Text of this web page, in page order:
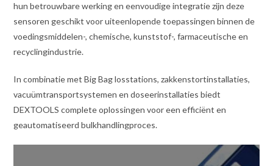
hun betrouwbare werking en eenvoudige integratie zijn deze
sensoren geschikt voor uiteenlopende toepassingen binnen de
voedingsmiddelen-, chemische, kunststof-, farmaceutische en
recyclingindustrie.
In combinatie met Big Bag losstations, zakkenstortinstallaties,
vacuümtransportsystemen en doseerinstallaties biedt
DEXTOOLS complete oplossingen voor een efficiënt en
geautomatiseerd bulkhandlingproces.